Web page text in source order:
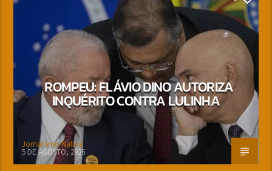
ROMPEU: FLÁVIO DINO AUTORIZA
INQUÉRITO CONTRA LULINHA
Jornalismo Nativa
5 DE AGOSTO, 2026